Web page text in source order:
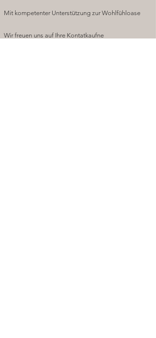
Mit kompetenter Unterstützung zur Wohlfühloase
Wir freuen uns auf Ihre Kontatkaufne